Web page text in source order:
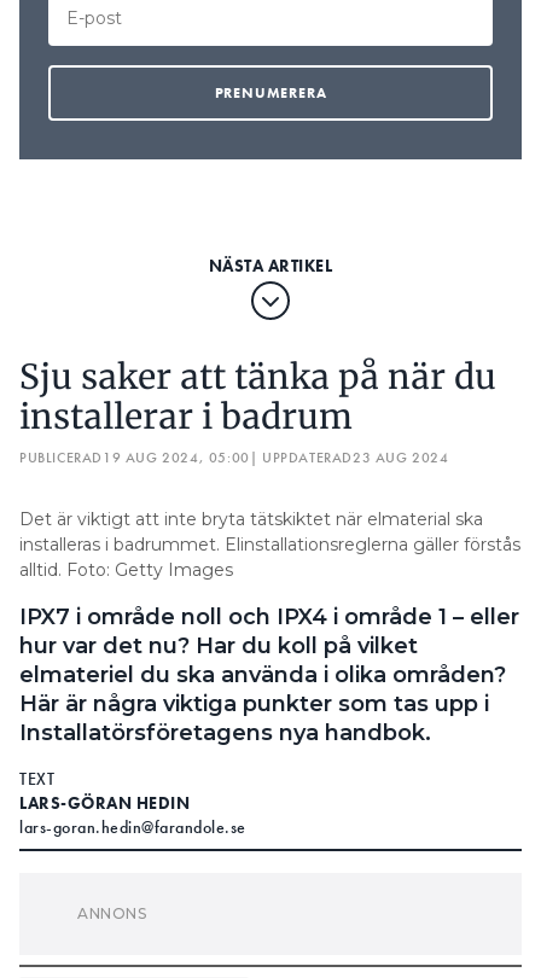
Sju saker att tänka på när du
installerar i badrum
PUBLICERAD 19 AUG 2024, 05:00 | UPPDATERAD23 AUG 2024
Det är viktigt att inte bryta tätskiktet när elmaterial ska
installeras i badrummet. Elinstallationsreglerna gäller förstås
alltid. Foto: Getty Images
IPX7 i område noll och IPX4 i område 1 – eller
hur var det nu? Har du koll på vilket
elmateriel du ska använda i olika områden?
Här är några viktiga punkter som tas upp i
Installatörsföretagens nya handbok.
TEXT
LARS-GÖRAN HEDIN
lars-goran.hedin@farandole.se